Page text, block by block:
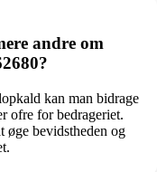
andre om
kan man bidrage
ofre for bedrageriet.
bevidstheden og